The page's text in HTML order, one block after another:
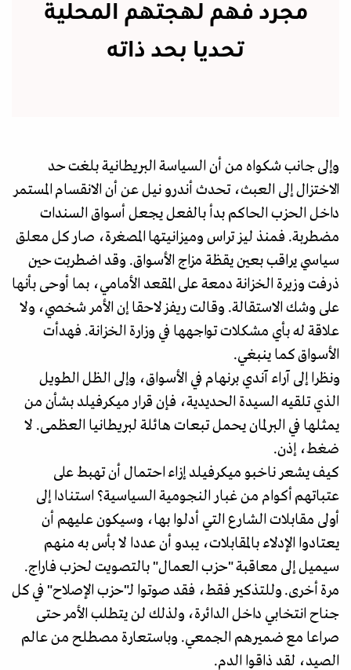
مجرد فهم لهجتهم المحلية
تحديا بحد ذاته
وإلى جانب شكواه من أن السياسة البريطانية بلغت حد
الاختزال إلى العبث، تحدث أندرو نيل عن أن الانقسام المستمر
داخل الحزب الحاكم بدأ بالفعل يجعل أسواق السندات
مضطربة. فمنذ ليز تراس وميزانيتها المصغرة، صار كل معلق
سياسي يراقب بعين يقظة مزاج الأسواق. وقد اضطربت حين
ذرفت وزيرة الخزانة دمعة على المقعد الأمامي، بما أوحى بأنها
على وشك الاستقالة. وقالت ريفز لاحقا إن الأمر شخصي، ولا
علاقة له بأي مشكلات تواجهها في وزارة الخزانة. فهدأت
الأسواق كما ينبغي.
ونظرا إلى آراء آندي برنهام في الأسواق، وإلى الظل الطويل
الذي تلقيه السيدة الحديدية، فإن قرار ميكرفيلد بشأن من
يمثلها في البرلمان يحمل تبعات هائلة لبريطانيا العظمى. لا
ضغط، إذن.
كيف يشعر ناخبو ميكرفيلد إزاء احتمال أن تهبط على
عتباتهم أكوام من غبار النجومية السياسية؟ استنادا إلى
أولى مقابلات الشارع التي أدلوا بها، وسيكون عليهم أن
يعتادوا الإدلاء بالمقابلات، يبدو أن عددا لا بأس به منهم
سيميل إلى معاقبة "حزب العمال" بالتصويت لحزب فاراج.
مرة أخرى. وللتذكير فقط، فقد صوتوا لـ"حزب الإصلاح" في كل
جناح انتخابي داخل الدائرة، ولذلك لن يتطلب الأمر حتى
صراعا مع ضميرهم الجمعي. وباستعارة مصطلح من عالم
الصيد، لقد ذاقوا الدم.